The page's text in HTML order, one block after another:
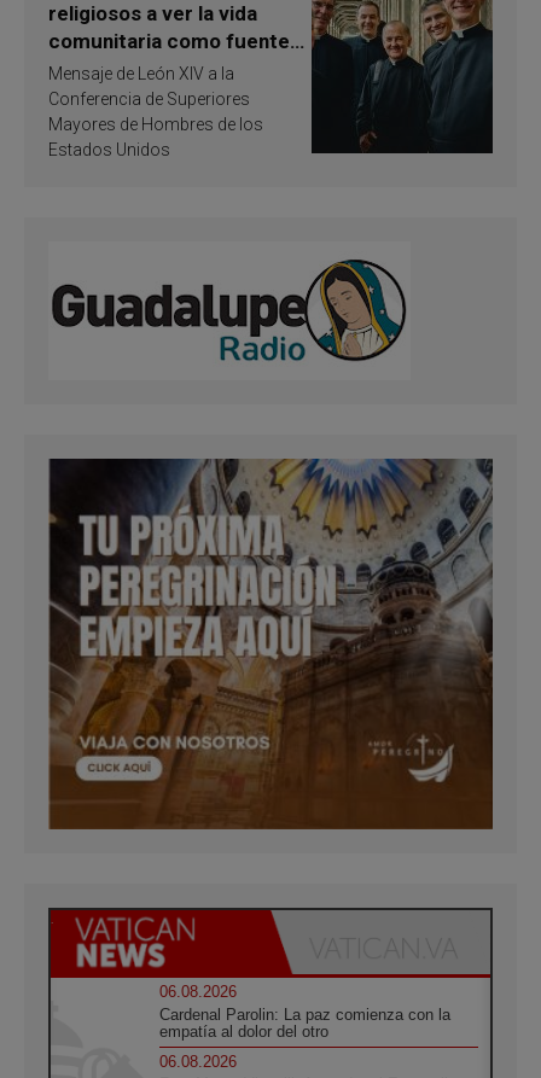
religiosos a ver la vida
comunitaria como fuente
de inspiración y
santificación
Mensaje de León XIV a la
Conferencia de Superiores
Mayores de Hombres de los
Estados Unidos
06.08.2026
Cardenal Parolin: La paz comienza con la
empatía al dolor del otro
06.08.2026